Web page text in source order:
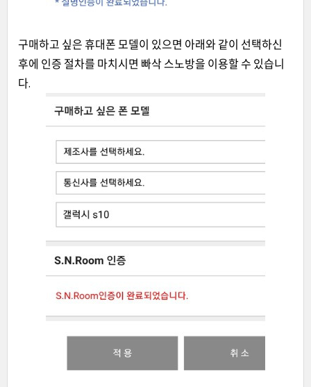
구매하고 싶은 휴대폰 모델이 있으면 아래와 같이 선택하신
후에 인증 절차를 마치시면 빠삭 스노방을 이용할 수 있습니
다.